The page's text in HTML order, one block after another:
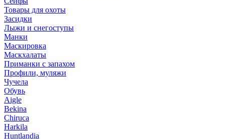
Товары для охоты
Засидки
Лыжи и снегоступы
Манки
Маскировка
Маскхалаты
Приманки с запахом
Профили, муляжи
Чучела
Обувь
Aigle
Bekina
Chiruсa
Harkila
Huntlandia